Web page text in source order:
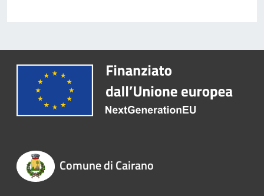
Comune di Cairano